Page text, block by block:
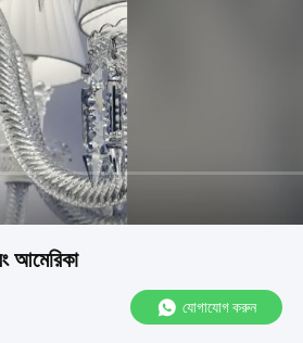
আমেরিকা
যোগাযোগ করুন